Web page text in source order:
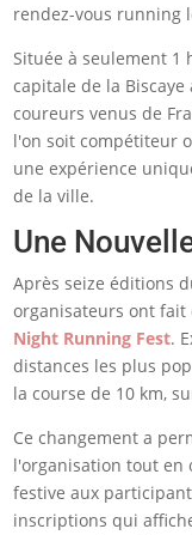
rendez-vous running
Située à seulement 1
capitale de la
coureurs venus de
l'on soit compétiteur
une expérience
de la ville.
Une
Après seize éditions
organisateurs ont fait
Night Running Fest.
distances les plus
la course de 10 km,
Ce changement a
l'organisation tout en
festive aux
inscriptions qui